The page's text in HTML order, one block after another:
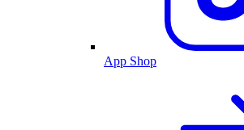
App Shop